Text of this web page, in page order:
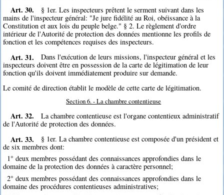
Art. 30.
§ 1er. Les inspecteurs prêtent le serment suivant dans les
mains de l'inspecteur général: "Je jure fidélité au Roi, obéissance à la
Constitution et aux lois du peuple belge." § 2. Le règlement d'ordre
intérieur de l'Autorité de protection des données mentionne les profils de
fonction et les compétences requises des inspecteurs.
Art. 31.
Dans l'exécution de leurs missions, l'inspecteur général et les
inspecteurs doivent être en possession de la carte de légitimation de leur
fonction qu'ils doivent immédiatement produire sur demande.
Le comité de direction établit le modèle de cette carte de légitimation.
Section 6. - La chambre contentieuse
Art. 32.
La chambre contentieuse est l'organe contentieux administratif
de l'Autorité de protection des données.
Art. 33.
§ 1er. La chambre contentieuse est composée d'un président et
de six membres dont:
1° deux membres possédant des connaissances approfondies dans le
domaine de la protection des données à caractère personnel;
2° deux membres possédant des connaissances approfondies dans le
domaine des procédures contentieuses administratives;